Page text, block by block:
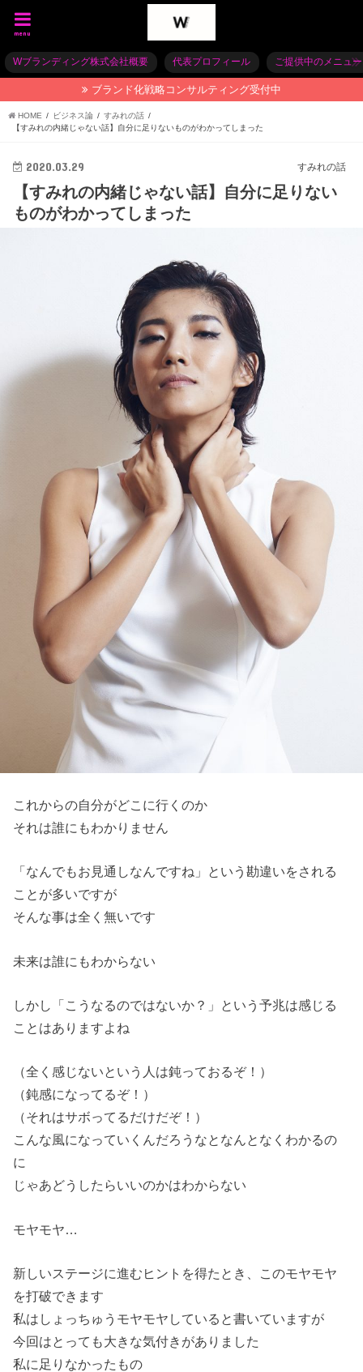
menu
Wブランディング株式会社概要 代表プロフィール ご提供中のメニュー
ブランド化戦略コンサルティング受付中
HOME ビジネス論
すみれの話
【すみれの内緒じゃない話】自分に足りないものがわかってしまった
すみれの話
2020.03.29
【すみれの内緒じゃない話】自分に足りない
ものがわかってしまった
これからの自分がどこに行くのか
それは誰にもわかりません
「なんでもお見通しなんですね」という勘違いをされる
ことが多いですが
そんな事は全く無いです
未来は誰にもわからない
しかし「こうなるのではないか？」という予兆は感じる
ことはありますよね
（全く感じないという人は鈍っておるぞ！）
（鈍感になってるぞ！）
（それはサボってるだけだぞ！）
こんな風になっていくんだろうなとなんとなくわかるの
に
じゃあどうしたらいいのかはわからない
モヤモヤ…
新しいステージに進むヒントを得たとき、このモヤモヤ
を打破できます
私はしょっちゅうモヤモヤしていると書いていますが
今回はとっても大きな気付きがありました
私に足りなかったもの